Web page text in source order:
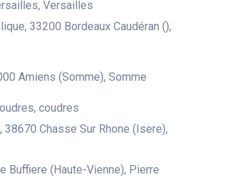
Versailles
33200 Bordeaux Caudéran (),
Amiens (Somme), Somme
coudres
Chasse Sur Rhone (Isere),
Buffiere (Haute-Vienne), Pierre